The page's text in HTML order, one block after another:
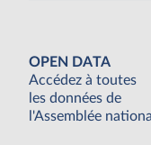
OPEN DATA
Accédez à toutes
les données de
l'Assemblée